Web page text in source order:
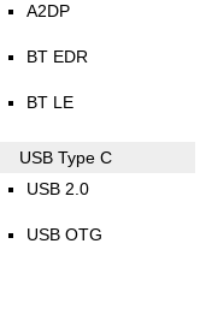
A2DP
BT EDR
BT LE
USB Type C
USB 2.0
USB OTG